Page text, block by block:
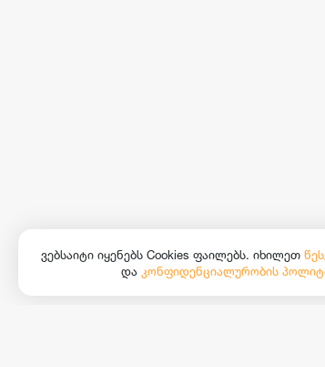
ვებსაიტი იყენებს Cookies ფაილებს. იხილეთ
და კონფიდენციალურობის